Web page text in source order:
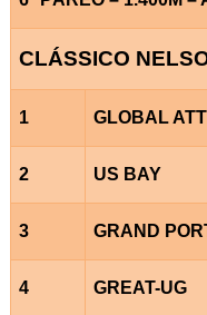
CLÁSSICO
1 GLOBAL
2 US BAY
3 GRAND
4 GREAT-UG